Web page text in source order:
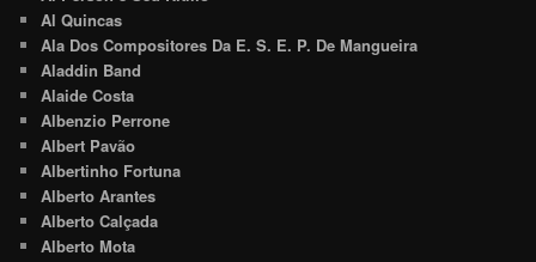
Al Quincas
Ala Dos Compositores Da E. S. E. P. De Mangueira
Aladdin Band
Alaide Costa
Albenzio Perrone
Albert Pavão
Albertinho Fortuna
Alberto Arantes
Alberto Calçada
Alberto Mota